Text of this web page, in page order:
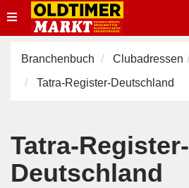
Toggle
navigation
Branchenbuch Clubadressen
Tatra-Register-Deutschland
Tatra-Register-
Deutschland